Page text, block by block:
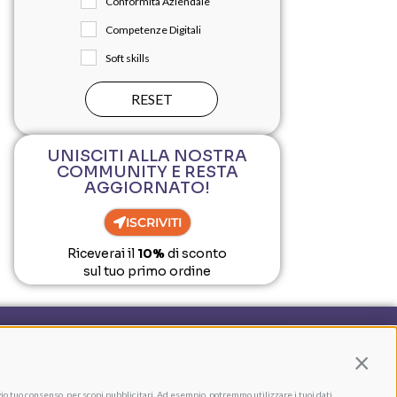
consenso, per scopi pubblicitari. Ad esempio, potremmo utilizzare i tuoi dati
Competenze Digitali
Soft skills
RESET
UNISCITI ALLA NOSTRA
COMMUNITY E RESTA
AGGIORNATO!
ISCRIVITI
Riceverai il 10%di sconto
sul tuo primo ordine
AGGIORNATO!